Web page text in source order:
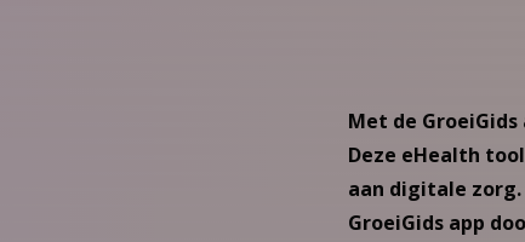
Met de
Deze eHealth
aan digitale
GroeiGids app